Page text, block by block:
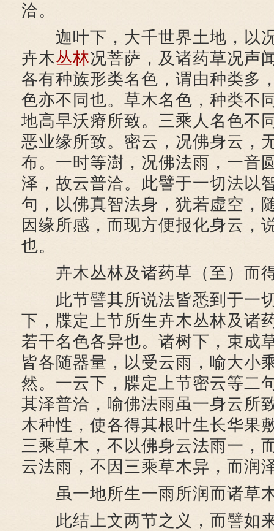
洽。
迦叶下，大千世界土地，以
卉木丛林况菩萨，及诸药草况声
各有种族形类名色，谓由种类多
色亦不同也。草木名色，种类不
地高早沃瘠所致。三乘人名色不
恶业缘所致。密云，况佛身云，
布。一时等澍，况佛法雨，一音
泽，故云普洽。此譬于一切法以
句，以佛真智法身，犹若虚空，
因缘所感，而现方便报化身云，
也。
卉木丛林及诸药草（至）而
此节譬其所说法皆悉到于一
下，牒定上节所生卉木丛林及诸
若干名色各异也。诸树下，束成
皆各随器量，以受云雨，喻大小
然。一云下，牒定上节密云等二
其泽普洽，喻佛法雨虽一身云所
木种性，使各得其根叶生长华果
三乘草木，不以佛身云法雨一，
云法雨，不因三乘草木异，而润
虽一地所生一雨所润而诸草
此结上文两节之义，而譬如